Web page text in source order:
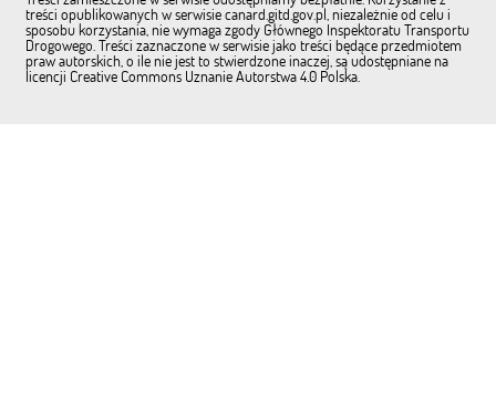
treści opublikowanych w serwisie canard.gitd.gov.pl, niezależnie od celu i
sposobu korzystania, nie wymaga zgody Głównego Inspektoratu Transportu
Drogowego. Treści zaznaczone w serwisie jako treści będące przedmiotem
praw autorskich, o ile nie jest to stwierdzone inaczej, są udostępniane na
licencji Creative Commons Uznanie Autorstwa 4.0 Polska.